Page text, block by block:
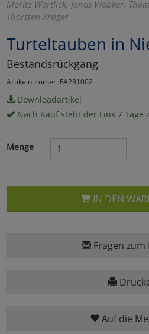
Moritz Wartlick, Jonas Wobker,
Thorsten Krüger
Turteltauben in
Bestandsrückgang
Artikelnummer: FA231002
Downloadartikel
Nach Kauf steht der Link 7 Tage
Menge
IN DEN
Fragen zum
Auf die
Marketing